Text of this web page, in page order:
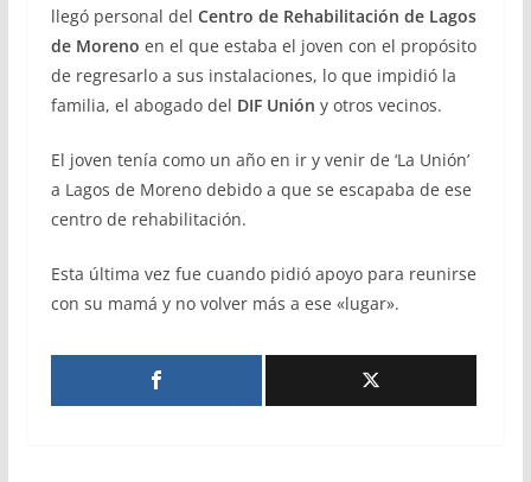
llegó personal del Centro de Rehabilitación de Lagos
de Moreno en el que estaba el joven con el propósito
de regresarlo a sus instalaciones, lo que impidió la
familia, el abogado del DIF Unión y otros vecinos.
El joven tenía como un año en ir y venir de ‘La Unión’
a Lagos de Moreno debido a que se escapaba de ese
centro de rehabilitación.
Esta última vez fue cuando pidió apoyo para reunirse
con su mamá y no volver más a ese «lugar».